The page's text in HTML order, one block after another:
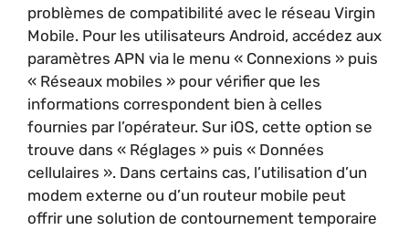
problèmes de compatibilité avec le réseau Virgin
Mobile. Pour les utilisateurs Android, accédez aux
paramètres APN via le menu « Connexions » puis
« Réseaux mobiles » pour vérifier que les
informations correspondent bien à celles
fournies par l’opérateur. Sur iOS, cette option se
trouve dans « Réglages » puis « Données
cellulaires ». Dans certains cas, l’utilisation d’un
modem externe ou d’un routeur mobile peut
offrir une solution de contournement temporaire